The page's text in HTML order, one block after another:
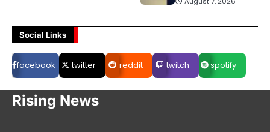
Social Links
facebook twitter reddit twitch spotify
Rising News